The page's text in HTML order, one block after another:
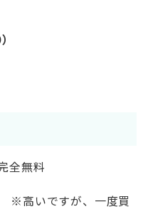
全無料
※高いですが、一度買